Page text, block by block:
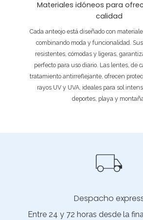
Materiales idóneos para
calidad
Cada anteojo está diseñado con
combinando moda y funcionalidad.
resistentes, cómodas y ligeras,
perfecto para uso diario. Las lentes, de
tratamiento antirreflejante, ofrecen
rayos UV y UVA, ideales para sol
deportes, playa y
Despacho
Entre 24 y 72 horas desde la